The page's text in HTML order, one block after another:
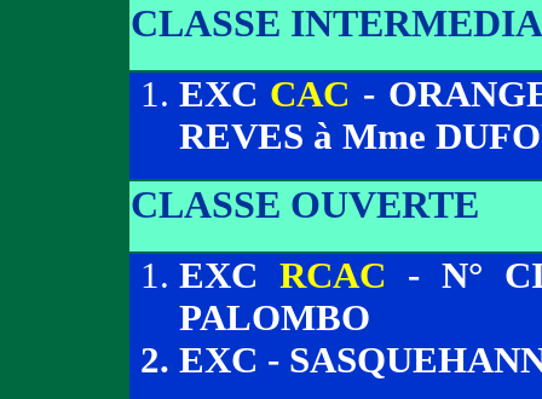
CLASSE
EXC CAC -
REVES à Mme
CLASSE OUVERTE
EXC RCAC - N°
PALOMBO
EXC -